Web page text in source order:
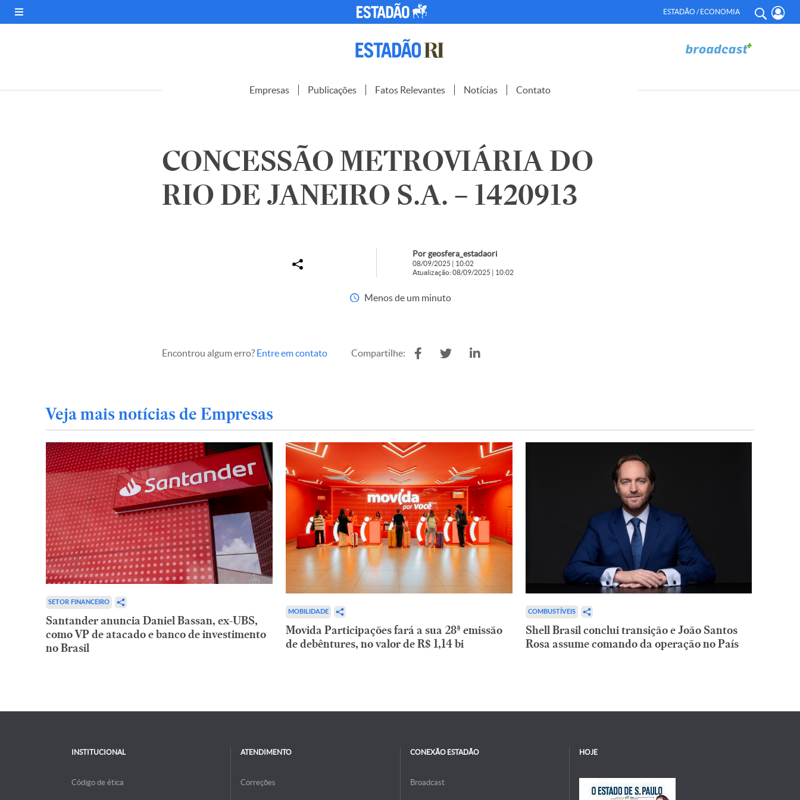
ESTADÃO / ECONOMIA
Empresas Publicações Fatos Relevantes Notícias Contato
CONCESSÃO METROVIÁRIA DO
RIO DE JANEIRO S.A. – 1420913
Por geosfera_estadaori
08/09/2025 | 10:02
Atualização: 08/09/2025 | 10:02
Menos de um minuto
Encontrou algum erro? Entre em contato Compartilhe:
Veja mais notícias de Empresas
SETOR FINANCEIRO
Santander anuncia Daniel Bassan, ex-UBS,
como VP de atacado e banco de investimento
no Brasil
MOBILIDADE
Movida Participações fará a sua 28ª emissão
de debêntures, no valor de R$ 1,14 bi
COMBUSTÍVEIS
Shell Brasil conclui transição e João Santos
Rosa assume comando da operação no País
INSTITUCIONAL
Código de ética
ATENDIMENTO
Correções
CONEXÃO ESTADÃO
Broadcast
HOJE